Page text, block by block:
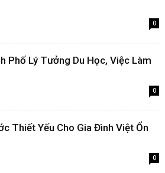
0
Phố Lý Tưởng Du Học, Việc Làm
0
Thiết Yếu Cho Gia Đình Việt Ổn
0